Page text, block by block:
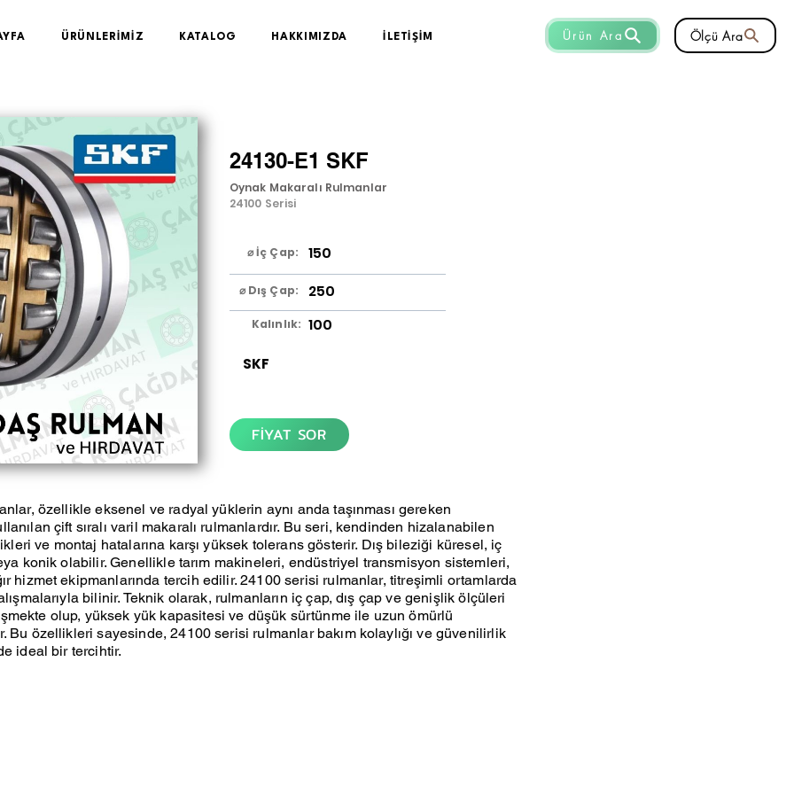
Ölçü Ara
Ürün Ara
ÜRÜNLERİMİZ KATALOG HAKKIMIZDA İLETİŞİM
24130-E1 SKF
Oynak Makaralı Rulmanlar
24100 Serisi
⌀ İç Çap: 150
⌀ Dış Çap: 250
Kalınlık: 100
SKF
FİYAT SOR
özellikle eksenel ve radyal yüklerin aynı anda taşınması gereken
çift sıralı varil makaralı rulmanlardır. Bu seri, kendinden hizalanabilen
ve montaj hatalarına karşı yüksek tolerans gösterir. Dış bileziği küresel, iç
konik olabilir. Genellikle tarım makineleri, endüstriyel transmisyon sistemleri,
hizmet ekipmanlarında tercih edilir. 24100 serisi rulmanlar, titreşimli ortamlarda
bilinir. Teknik olarak, rulmanların iç çap, dış çap ve genişlik ölçüleri
olup, yüksek yük kapasitesi ve düşük sürtünme ile uzun ömürlü
Bu özellikleri sayesinde, 24100 serisi rulmanlar bakım kolaylığı ve güvenilirlik
ideal bir tercihtir.